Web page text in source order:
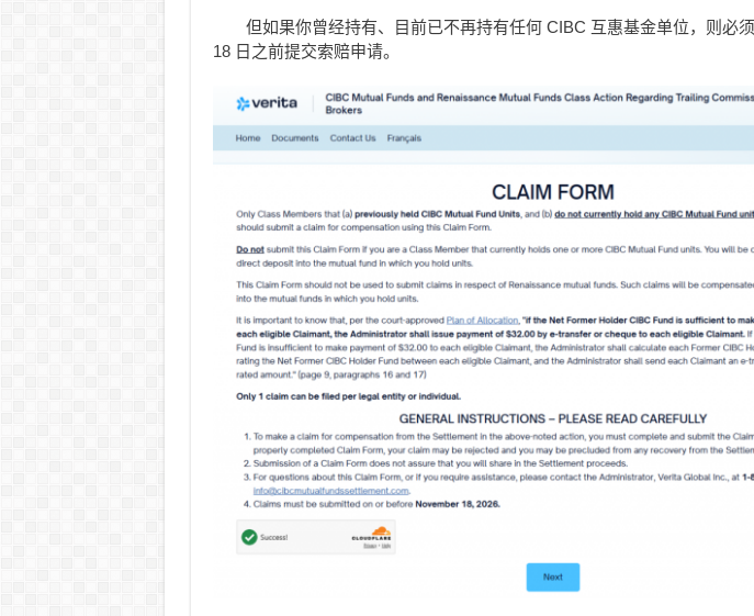
但如果你曾经持有、目前已不再持有任何 CIBC 互惠基金单位，则必
18 日之前提交索赔申请。